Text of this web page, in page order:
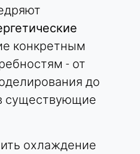
конкретным
- от
до
существующие
охлаждение